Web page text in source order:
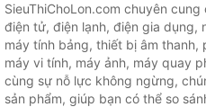
SieuThiChoLon.com chuyên
điện tử, điện lạnh, điện gia dụng,
máy tính bảng, thiết bị âm thanh,
máy vi tính, máy ảnh, máy quay
cùng sự nỗ lực không ngừng,
sản phẩm, giúp bạn có thể so